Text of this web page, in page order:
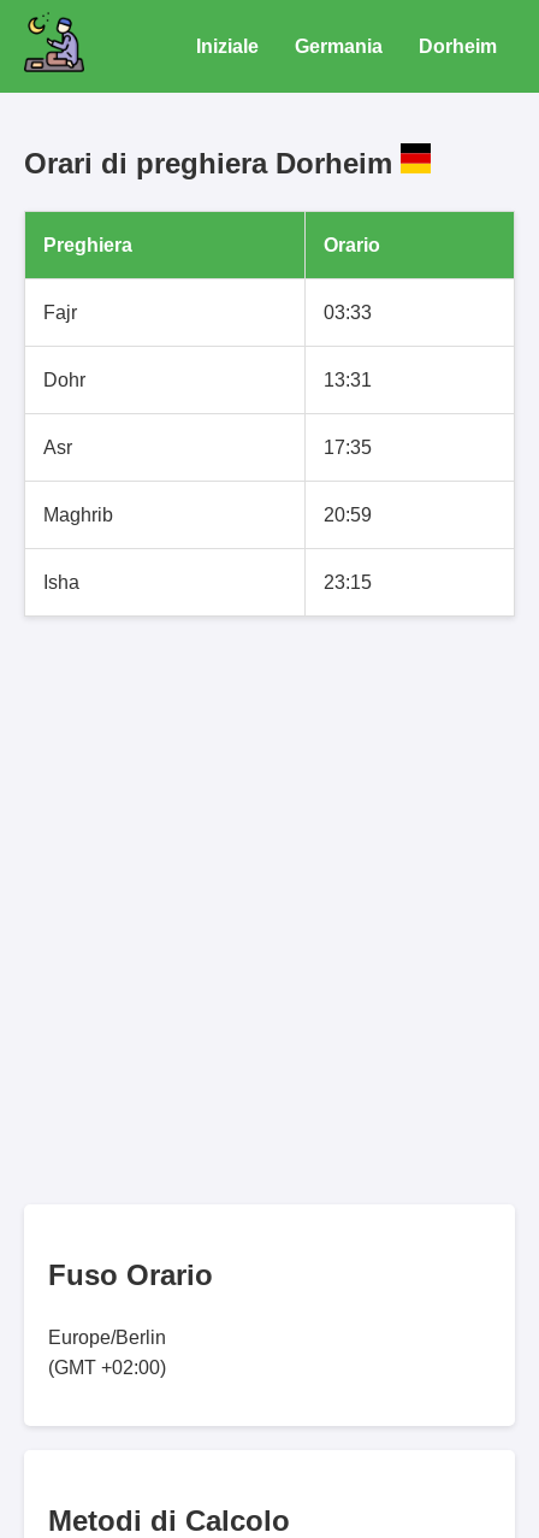
Iniziale Germania Dorheim
Orari di preghiera Dorheim
Preghiera Orario
Fajr 03:33
Dohr 13:31
Asr 17:35
Maghrib 20:59
Isha 23:15
Fuso Orario
Europe/Berlin
(GMT +02:00)
Metodi di Calcolo